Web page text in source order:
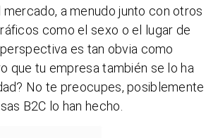
a menudo junto con otros
como el sexo o el lugar de
es tan obvia como
que tu empresa también se lo ha
No te preocupes, posiblemente
B2C lo han hecho.